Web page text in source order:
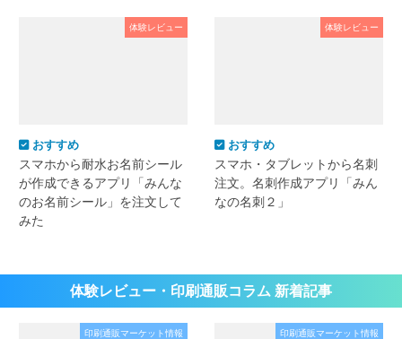
体験レビュー
おすすめ
スマホから耐水お名前シール
が作成できるアプリ「みんな
のお名前シール」を注文して
みた
体験レビュー
おすすめ
スマホ・タブレットから名刺
注文。名刺作成アプリ「みん
なの名刺２」
体験レビュー・印刷通販コラム 新着記事
印刷通販マーケット情報 印刷通販マーケット情報